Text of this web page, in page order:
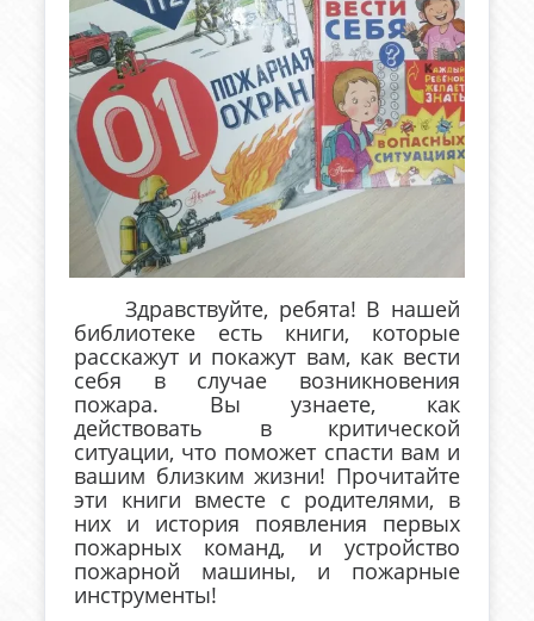
Здравствуйте, ребята! В нашей
библиотеке есть книги, которые
расскажут и покажут вам, как вести
себя в случае возникновения
пожара. Вы узнаете, как
действовать в критической
ситуации, что поможет спасти вам и
вашим близким жизни! Прочитайте
эти книги вместе с родителями, в
них и история появления первых
пожарных команд, и устройство
пожарной машины, и пожарные
инструменты!